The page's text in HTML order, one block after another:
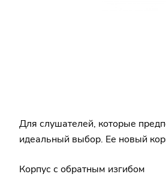
Для слушателей, которые
идеальный выбор. Ее новый
Корпус с обратным изгибом